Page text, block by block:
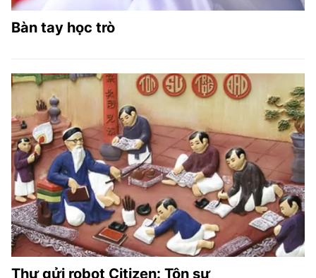
Bàn tay học trò
Thư gửi robot Citizen: Tôn sư